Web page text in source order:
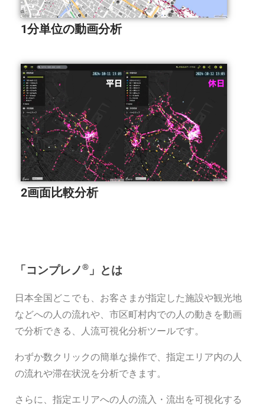
1分単位の動画分析
2画面比較分析
「コンプレノ®︎ 」とは
日本全国どこでも、お客さまが指定した施設や観光地
などへの人の流れや、市区町村内での人の動きを動画
で分析できる、人流可視化分析ツールです。
わずか数クリックの簡単な操作で、指定エリア内の人
の流れや滞在状況を分析できます。
さらに、指定エリアへの人の流入・流出を可視化する